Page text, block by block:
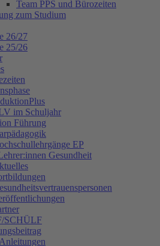
Team PPS und Bürozeiten
zum Studium
26/27
25/26
im Schuljahr
Führung
EP
Gesundheit
SCHÜLF